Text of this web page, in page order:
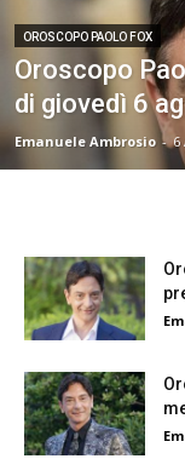
OROSCOPO PAOLO FOX
Oroscopo
di giovedì 6
Emanuele Ambrosio - 6